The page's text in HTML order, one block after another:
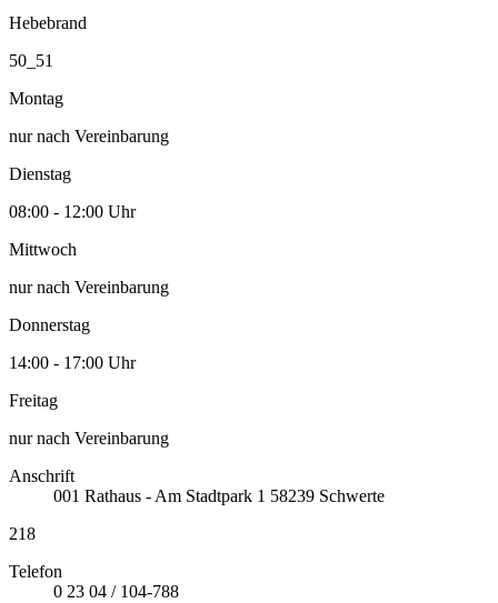
Hebebrand
50_51
Montag
nur nach Vereinbarung
Dienstag
08:00 - 12:00 Uhr
Mittwoch
nur nach Vereinbarung
Donnerstag
14:00 - 17:00 Uhr
Freitag
nur nach Vereinbarung
Anschrift
001 Rathaus - Am Stadtpark 1 58239 Schwerte
218
Telefon
0 23 04 / 104-788